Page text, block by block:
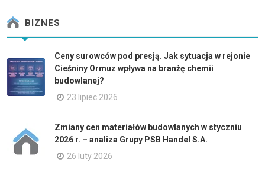
BIZNES
Ceny surowców pod presją. Jak sytuacja w rejonie
Cieśniny Ormuz wpływa na branżę chemii
budowlanej?
23 lipiec 2026
Zmiany cen materiałów budowlanych w styczniu
2026 r. – analiza Grupy PSB Handel S.A.
26 luty 2026